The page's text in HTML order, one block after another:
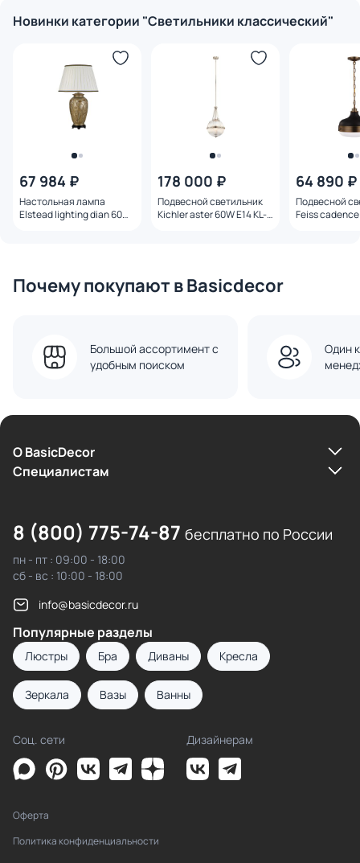
Новинки категории "Светильники классический"
67 984 ₽
Настольная лампа
Elstead lighting dian 60W
178 000 ₽
Подвесной светильник
Kichler aster 60W E14 KL-
64 890 ₽
Подвесной
Feiss
Почему покупают в Basicdecor
Большой ассортимент с
удобным поиском
Один
О BasicDecor
Cпециалистам
8 (800) 775-74-87 бесплатно по России
пн - пт : 09:00 - 18:00
сб - вс : 10:00 - 18:00
info@basicdecor.ru
Популярные разделы
Люстры Бра Диваны Кресла
Зеркала Вазы Ванны
Соц. сети Дизайнерам
Оферта
Политика конфиденциальности